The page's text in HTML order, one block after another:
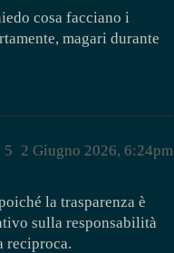
cosa facciano i
magari durante
2 Giugno 2026, 6:24pm
5
la trasparenza è
sulla responsabilità
reciproca.